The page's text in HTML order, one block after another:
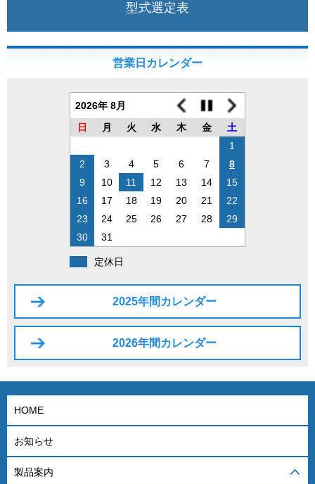
型式選定表
営業日カレンダー
2026年 8月
日
月 火 水 木 金
土
1
2
3 4 5 6 7
8
9
10 11 12 13 14
15
16
17 18 19 20 21
22
23
24 25 26 27 28
29
30
31
定休日
2025年間カレンダー
2026年間カレンダー
HOME
お知らせ
製品案内